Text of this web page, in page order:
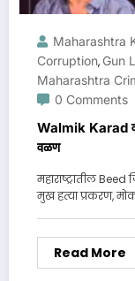
Maharashtra
Corruption, Gun
Maharashtra
0 Comments
Walmik Karad
वळण
महाराष्ट्रातील
मुख हत्या प्रकरण,
Read More